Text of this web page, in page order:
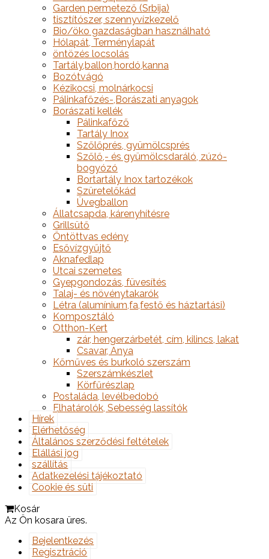
Garden permetező (Srbija)
tisztítószer, szennyvízkezelő
Bio/öko gazdaságban használható
Hólapát, Terménylapát
öntözés locsolás
Tartály,ballon,hordó,kanna
Bozótvágó
Kézikocsi, molnárkocsi
Pálinkafőzés-,Borászati anyagok
Borászati kellék
Pálinkafőző
Tartály Inox
Szőlőprés, gyümölcsprés
Szőlő,- és gyümölcsdaráló, zúzó-
bogyózó
Bortartály Inox tartozékok
Szüretelőkád
Üvegballon
Állatcsapda, kárenyhítésre
Grillsütő
Öntöttvas edény
Esővízgyűjtő
Aknafedlap
Utcai szemetes
Gyepgondozás, füvesítés
Talaj- és növénytakarók
Létra (alumínium,fa,festő és háztartási)
Komposztáló
Otthon-Kert
zár, hengerzárbetét, cím, kilincs, lakat
Csavar, Anya
Kőműves és burkoló szerszám
Szerszámkészlet
Körfűrészlap
Postaláda, levélbedobó
Elhatárolók, Sebesség lassítók
Hírek
Elérhetőség
Általános szerződési feltételek
Elállási jog
szállítás
Adatkezelési tájékoztató
Cookie és süti
Kosár
Az Ön kosara üres.
Bejelentkezés
Regisztráció